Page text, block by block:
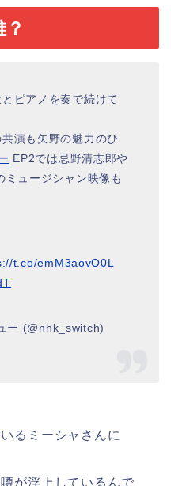
ピアノを奏で続けて
演も矢野の魅力のひ
EP2では忌野清志郎や
ミュージシャン映像も
t.co/emM3aovO0L
ー (@nhk_switch)
るミーシャさんに
が浮上しているんで